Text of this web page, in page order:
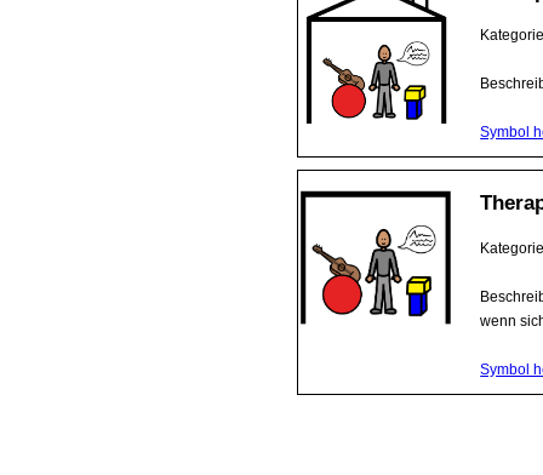
Symbol
wenn
Symbol